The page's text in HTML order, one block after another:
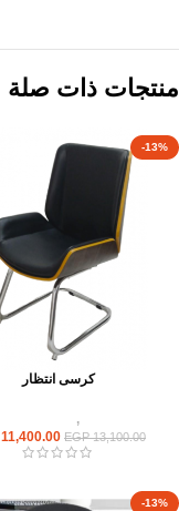
منتجات ذات صلة
-13%
كرسى انتظار
,
EGP13,100.00
11,400.00
-13%